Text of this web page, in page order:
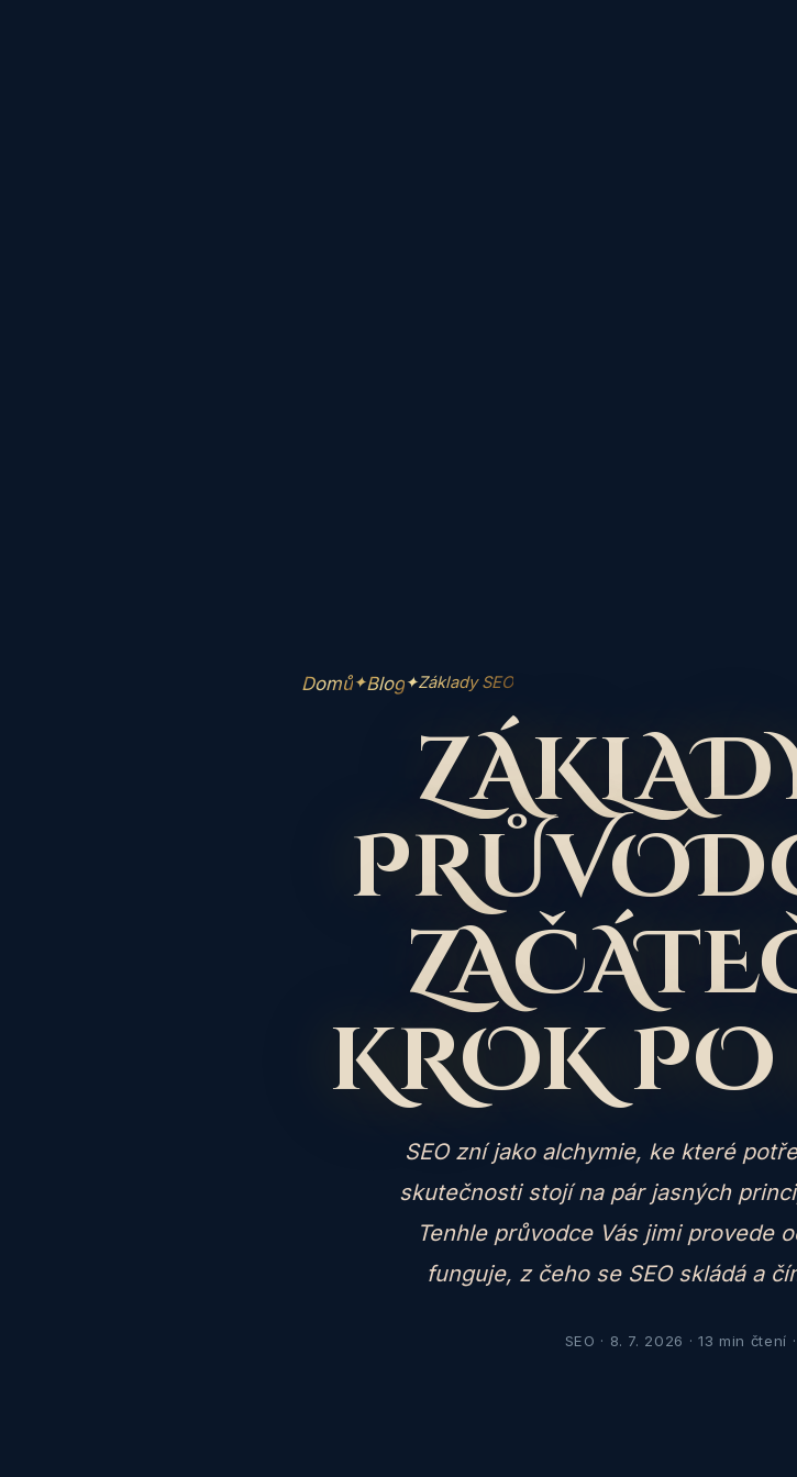
Domů✦Blog✦Základy SEO
KROK
SEO zní jako alchymie, ke které
skutečnosti stojí na pár jasných
Tenhle průvodce Vás jimi provede
funguje, z čeho se SEO skládá a
SEO · 8. 7. 2026 · 13 min čtení